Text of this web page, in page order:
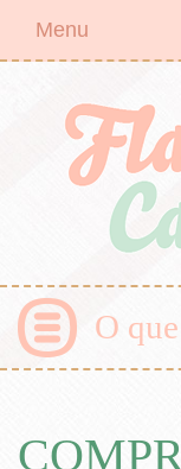
Menu
O